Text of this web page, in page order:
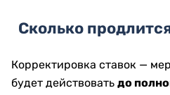
Сколько
Корректировка ставок —
будет действовать до